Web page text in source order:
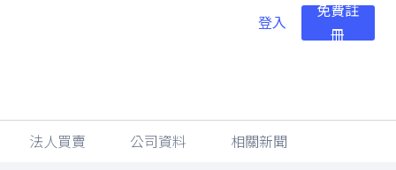
登入
免費註
冊
法人買賣 公司資料 相關新聞